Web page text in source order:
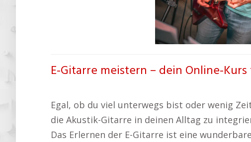
E-Gitarre meistern – dein Online-
Egal, ob du viel unterwegs bist oder wenig
die Akustik-Gitarre in deinen Alltag zu
Das Erlernen der E-Gitarre ist eine